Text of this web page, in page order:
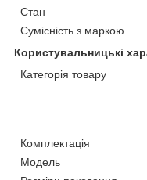
Стан
Сумісність з маркою
Користувальницькі
Категорія товару
Комплектація
Мoдель